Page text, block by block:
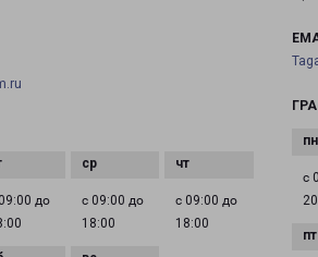
до
с 09:00 до
18:00
с 09:00 до
18:00
с